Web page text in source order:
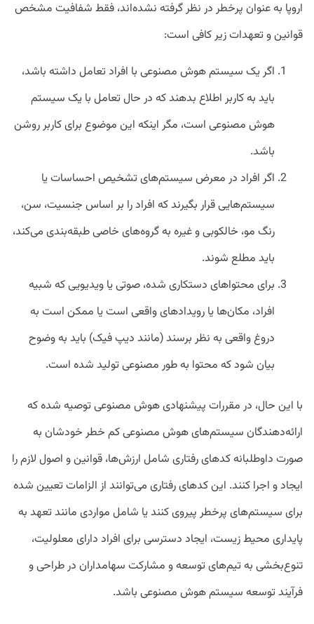
اروپا به عنوان پرخطر در نظر گرفته نشده‌اند، فقط شفافیت مشخص
قوانین و تعهدات زیر کافی است:
اگر یک سیستم هوش مصنوعی با افراد تعامل داشته باشد،
باید به کاربر اطلاع بدهند که در حال تعامل با یک سیستم
هوش مصنوعی است، مگر اینکه این موضوع برای کاربر روشن
باشد.
اگر افراد در معرض سیستم‌های تشخیص احساسات یا
سیستم‌هایی قرار بگیرند که افراد را بر اساس جنسیت، سن،
رنگ مو، خالکوبی و غیره به گروه‌های خاصی طبقه‌بندی می‌کند،
باید مطلع شوند.
برای محتواهای دستکاری شده، صوتی یا ویدیویی که شبیه
افراد، مکان‌ها یا رویدادهای واقعی است یا ممکن است به
دروغ واقعی به نظر برسند (مانند دیپ فیک) باید به وضوح
بیان شود که محتوا به طور مصنوعی تولید شده است.
با این حال، در مقررات پیشنهادی هوش مصنوعی توصیه شده که
ارائه‌دهندگان سیستم‌های هوش مصنوعی کم خطر خودشان به
صورت داوطلبانه کدهای رفتاری شامل ارزش‌ها، قوانین و اصول لازم را
ایجاد و اجرا کنند. این کدهای رفتاری می‌توانند از الزامات تعیین شده
برای سیستم‌های پرخطر پیروی کنند یا شامل مواردی مانند تعهد به
پایداری محیط زیست، ایجاد دسترسی برای افراد دارای معلولیت،
تنوع‌بخشی به تیم‌های توسعه و مشارکت سهامداران در طراحی و
فرآیند توسعه سیستم هوش مصنوعی باشد.